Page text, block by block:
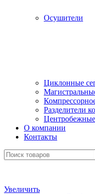
Осушители
Циклонные
Разделители
О компании
Контакты
Увеличить